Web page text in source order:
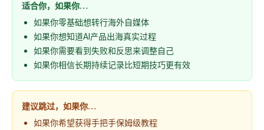
适合你，如果你…
如果你零基础想转行海外自媒体
如果你想知道AI产品出海真实过程
如果你需要看到失败和反思来调整自己
如果你相信长期持续记录比短期技巧更有效
建议跳过，如果你…
如果你希望获得手把手保姆级教程